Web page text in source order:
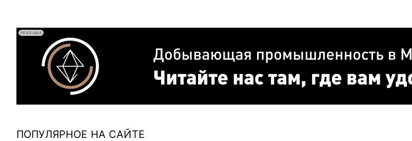
РЕКЛАМА
ПОПУЛЯРНОЕ НА САЙТЕ